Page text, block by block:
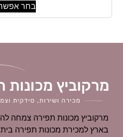
בחר
מרקוביץ מכונות תפירה צמחה
בארץ למכירת מכונות תפירה